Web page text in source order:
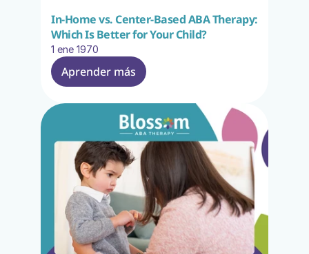
In-Home vs. Center-Based ABA Therapy:
Which Is Better for Your Child?
1 ene 1970
Aprender más